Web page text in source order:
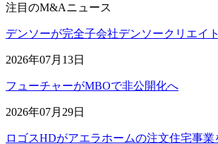
注目のM&Aニュース
デンソーが完全子会社デンソークリエイ
2026年07月13日
フューチャーがMBOで非公開化へ
2026年07月29日
ロゴスHDがアエラホームの注文住宅事業